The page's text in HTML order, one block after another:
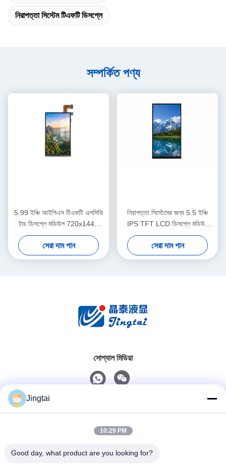
নিরাপত্তা সিস্টেম টিএফটি ডিসপ্লে
সম্পর্কিত পণ্য
5.99 ইঞ্চি আইপিএস টিএফটি এলসিডি
টাচ ডিসপ্লে মডিউল 720x1440
এমআইপিআই অ্যাক্সেস কন্ট্রোল
সিস্টেমের জন্য
সেরা দাম পান
নিরাপত্তা সিস্টেমের জন্য 5.5 ইঞ্চি
IPS TFT LCD ডিসপ্লে মডিউল
720x1440 উচ্চ উজ্জ্বলতা MIPI
সেরা দাম পান
সোশ্যাল মিডিয়া
0086-755-27491128
Jingtai
10:29 PM
Good day, what product are you looking for?